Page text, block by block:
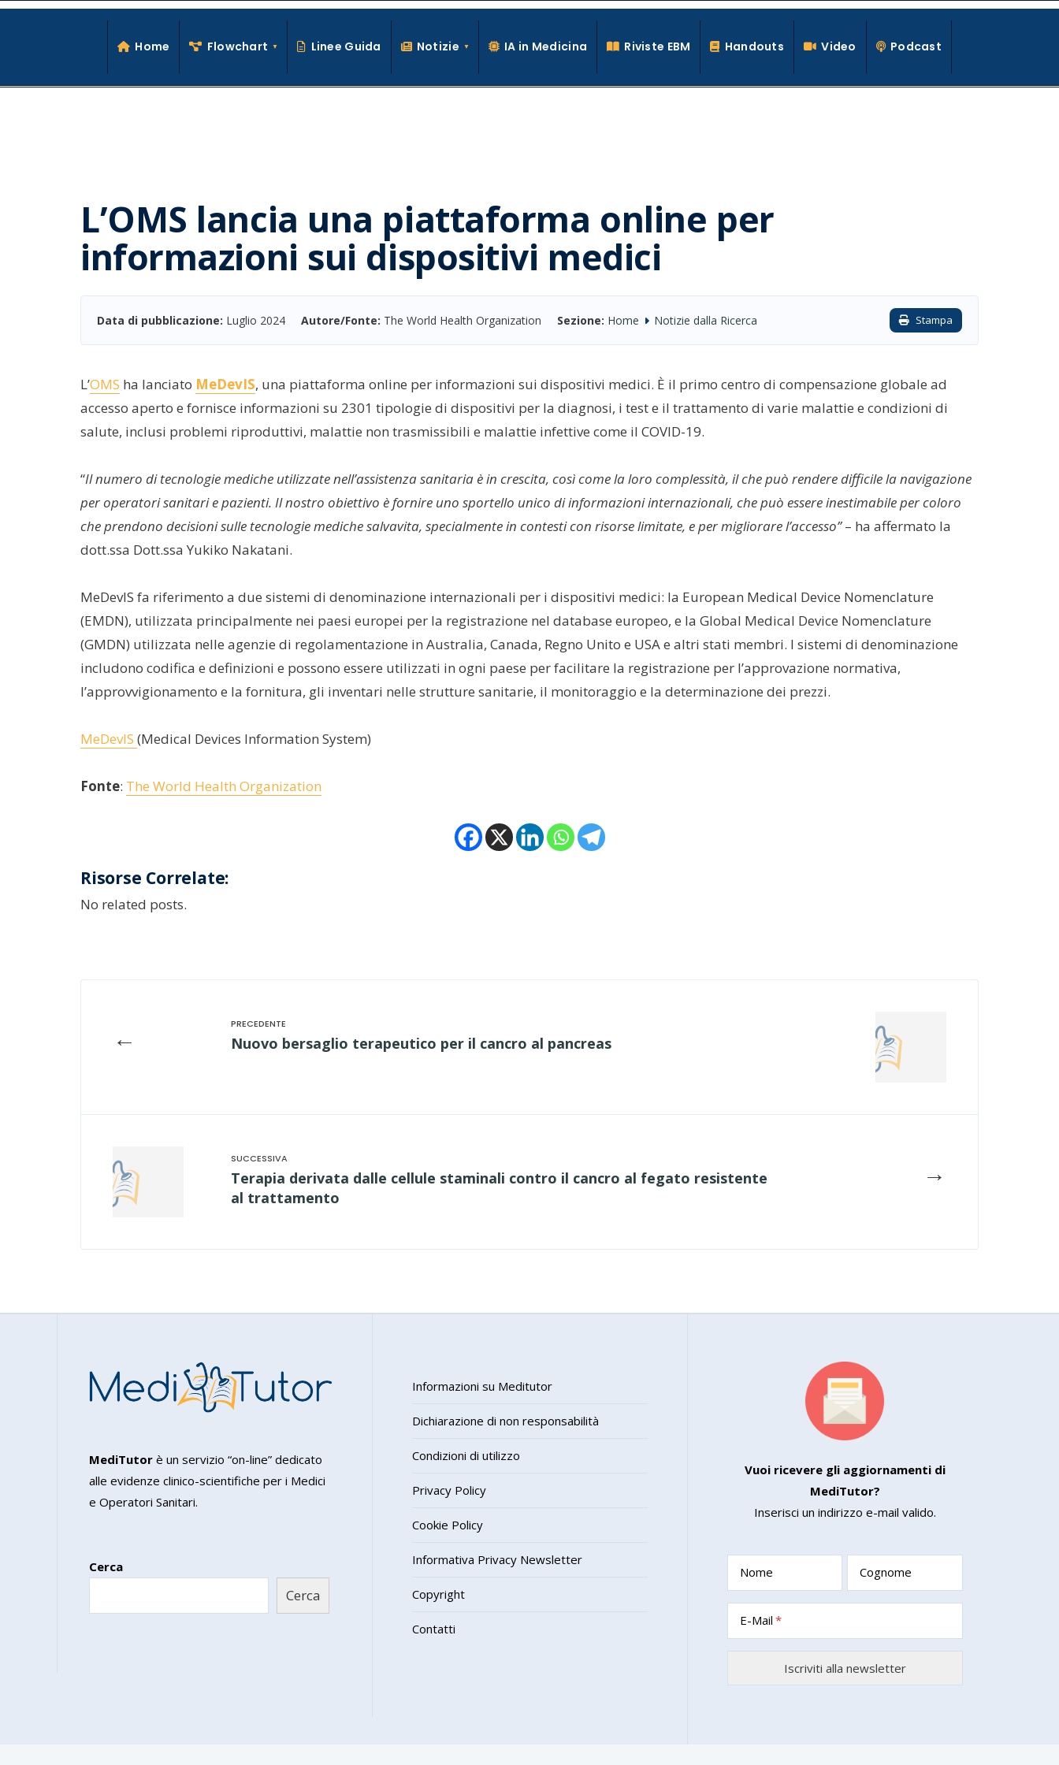
Skip
La conoscenza clinica per la pratica medica quotidiana
Home Flowchart Linee Guida Notizie IA in Medicina Riviste EBM Handouts Video Podcast
L’OMS lancia una piattaforma online per
informazioni sui dispositivi medici
Data di pubblicazione: Luglio 2024 Autore/Fonte: The World Health Organization Sezione: Home Notizie dalla Ricerca Stampa
L’OMS ha lanciato MeDevIS, una piattaforma online per informazioni sui dispositivi medici. È il primo centro di compensazione globale ad
accesso aperto e fornisce informazioni su 2301 tipologie di dispositivi per la diagnosi, i test e il trattamento di varie malattie e condizioni di
salute, inclusi problemi riproduttivi, malattie non trasmissibili e malattie infettive come il COVID-19.
“Il numero di tecnologie mediche utilizzate nell’assistenza sanitaria è in crescita, così come la loro complessità, il che può rendere difficile la navigazione
per operatori sanitari e pazienti. Il nostro obiettivo è fornire uno sportello unico di informazioni internazionali, che può essere inestimabile per coloro
che prendono decisioni sulle tecnologie mediche salvavita, specialmente in contesti con risorse limitate, e per migliorare l’accesso”– ha affermato la
dott.ssa Dott.ssa Yukiko Nakatani.
MeDevIS fa riferimento a due sistemi di denominazione internazionali per i dispositivi medici: la European Medical Device Nomenclature
(EMDN), utilizzata principalmente nei paesi europei per la registrazione nel database europeo, e la Global Medical Device Nomenclature
(GMDN) utilizzata nelle agenzie di regolamentazione in Australia, Canada, Regno Unito e USA e altri stati membri. I sistemi di denominazione
includono codifica e definizioni e possono essere utilizzati in ogni paese per facilitare la registrazione per l’approvazione normativa,
l’approvvigionamento e la fornitura, gli inventari nelle strutture sanitarie, il monitoraggio e la determinazione dei prezzi.
MeDevIS (Medical Devices Information System)
Fonte: The World Health Organization
Risorse Correlate:
No related posts.
← Nuovo bersaglio terapeutico per il cancro al pancreas
→
Terapia derivata dalle cellule staminali contro il cancro al fegato resistente
al trattamento
MediTutor è un servizio “on-line” dedicato
alle evidenze clinico-scientifiche per i Medici
e Operatori Sanitari.
Cerca
Cerca
Informazioni su Meditutor
Dichiarazione di non responsabilità
Condizioni di utilizzo
Privacy Policy
Cookie Policy
Informativa Privacy Newsletter
Copyright
Contatti
Vuoi ricevere gli aggiornamenti di
MediTutor?
Inserisci un indirizzo e-mail valido.
Nome Cognome
E-Mail